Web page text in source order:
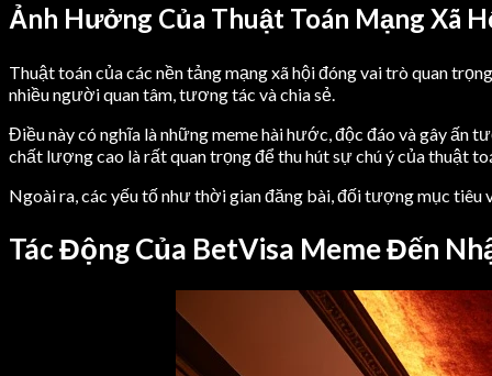
Ảnh Hưởng Của Thuật Toán Mạng Xã
Thuật toán của các nền tảng mạng xã hội đóng vai trò quan
nhiều người quan tâm, tương tác và chia sẻ.
Điều này có nghĩa là những meme hài hước, độc đáo và gây ấn
chất lượng cao là rất quan trọng để thu hút sự chú ý của thuật
Ngoài ra, các yếu tố như thời gian đăng bài, đối tượng mục
Tác Động Của BetVisa Meme Đến